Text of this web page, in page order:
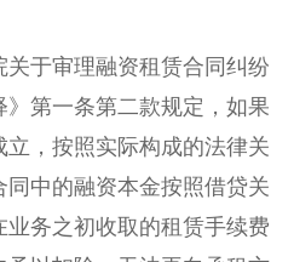
于审理融资租赁合同纠纷
第一条第二款规定，如果
，按照实际构成的法律关
中的融资本金按照借贷关
务之初收取的租赁手续费